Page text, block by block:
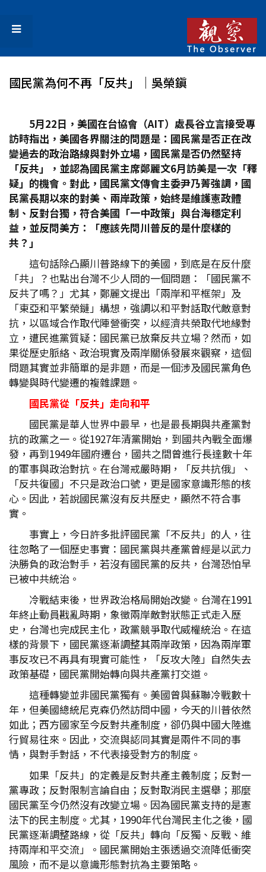
國民黨為何不再「反共」│吳榮鎭
5月22日，美國在台協會（AIT）處長谷立言接受專
訪時指出，美國各界關注的問題是：國民黨是否正在改
變過去的政治路線與對外立場，國民黨是否仍然堅持
「反共」，並認為國民黨主席鄭麗文6月訪美是一次「釋
疑」的機會。對此，國民黨文傳會主委尹乃菁強調，國
民黨長期以來的對美、兩岸政策，始終是維護憲政體
制、反對台獨，符合美國「一中政策」與台海穩定利
益，並反問美方：「應該先問川普反的是什麼樣的
共？」
這句話除凸顯川普路線下的美國，到底是在反什麼
「共」？也點出台灣不少人問的一個問題：「國民黨不
反共了嗎？」尤其，鄭麗文提出「兩岸和平框架」及
「東亞和平繁榮鏈」構想，強調以和平對話取代敵意對
抗，以區域合作取代陣營衝突，以經濟共榮取代地緣對
立，遭民進黨質疑：國民黨已放棄反共立場？然而，如
果從歷史脈絡、政治現實及兩岸關係發展來觀察，這個
問題其實並非簡單的是非題，而是一個涉及國民黨角色
轉變與時代變遷的複雜課題。
國民黨從「反共」走向和平
國民黨是華人世界中最早，也是最長期與共產黨對
抗的政黨之一。從1927年清黨開始，到國共內戰全面爆
發，再到1949年國府遷台，國共之間曾進行長達數十年
的軍事與政治對抗。在台灣戒嚴時期，「反共抗俄」、
「反共復國」不只是政治口號，更是國家意識形態的核
心。因此，若說國民黨沒有反共歷史，顯然不符合事
實。
事實上，今日許多批評國民黨「不反共」的人，往
往忽略了一個歷史事實：國民黨與共產黨曾經是以武力
決勝負的政治對手，若沒有國民黨的反共，台灣恐怕早
已被中共統治。
冷戰結束後，世界政治格局開始改變。台灣在1991
年終止動員戡亂時期，象徵兩岸敵對狀態正式走入歷
史，台灣也完成民主化，政黨競爭取代威權統治。在這
樣的背景下，國民黨逐漸調整其兩岸政策，因為兩岸軍
事反攻已不再具有現實可能性，「反攻大陸」自然失去
政策基礎，國民黨開始轉向與共產黨打交道。
這種轉變並非國民黨獨有。美國曾與蘇聯冷戰數十
年，但美國總統尼克森仍然訪問中國，今天的川普依然
如此；西方國家至今反對共產制度，卻仍與中國大陸進
行貿易往來。因此，交流與認同其實是兩件不同的事
情，與對手對話，不代表接受對方的制度。
如果「反共」的定義是反對共產主義制度；反對一
黨專政；反對限制言論自由；反對取消民主選舉；那麼
國民黨至今仍然沒有改變立場。因為國民黨支持的是憲
法下的民主制度。尤其，1990年代台灣民主化之後，國
民黨逐漸調整路線，從「反共」轉向「反獨、反戰、維
持兩岸和平交流」。國民黨開始主張透過交流降低衝突
風險，而不是以意識形態對抗為主要策略。